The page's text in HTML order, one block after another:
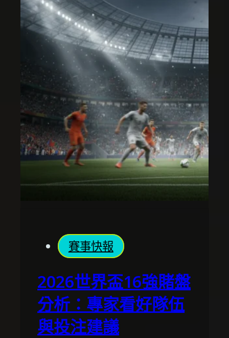
賽事快報
2026世界盃16強賭盤
分析：專家看好隊伍
與投注建議